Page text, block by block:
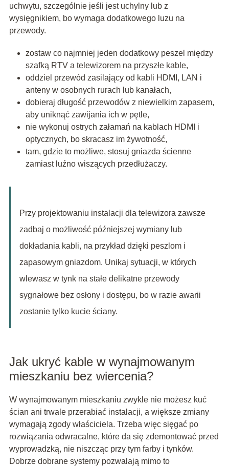
uchwytu, szczególnie jeśli jest uchylny lub z
wysięgnikiem, bo wymaga dodatkowego luzu na
przewody.
zostaw co najmniej jeden dodatkowy peszel między
szafką RTV a telewizorem na przyszłe kable,
oddziel przewód zasilający od kabli HDMI, LAN i
anteny w osobnych rurach lub kanałach,
dobieraj długość przewodów z niewielkim zapasem,
aby uniknąć zawijania ich w pętle,
nie wykonuj ostrych załamań na kablach HDMI i
optycznych, bo skracasz im żywotność,
tam, gdzie to możliwe, stosuj gniazda ścienne
zamiast luźno wiszących przedłużaczy.
Przy projektowaniu instalacji dla telewizora zawsze
zadbaj o możliwość późniejszej wymiany lub
dokładania kabli, na przykład dzięki peszlom i
zapasowym gniazdom. Unikaj sytuacji, w których
wlewasz w tynk na stałe delikatne przewody
sygnałowe bez osłony i dostępu, bo w razie awarii
zostanie tylko kucie ściany.
Jak ukryć kable w wynajmowanym
mieszkaniu bez wiercenia?
W wynajmowanym mieszkaniu zwykle nie możesz kuć
ścian ani trwale przerabiać instalacji, a większe zmiany
wymagają zgody właściciela. Trzeba więc sięgać po
rozwiązania odwracalne, które da się zdemontować przed
wyprowadzką, nie niszcząc przy tym farby i tynków.
Dobrze dobrane systemy pozwalają mimo to